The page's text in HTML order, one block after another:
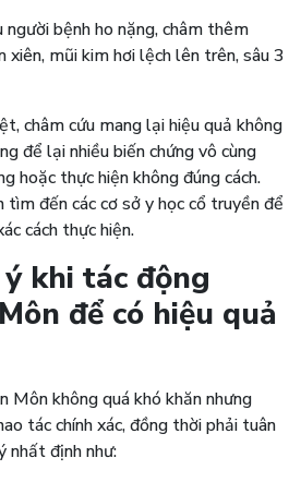
người bệnh ho nặng, châm thêm
xiên, mũi kim hơi lệch lên trên, sâu 3
châm cứu mang lại hiệu quả không
để lại nhiều biến chứng vô cùng
hoặc thực hiện không đúng cách.
tìm đến các cơ sở y học cổ truyền để
cách thực hiện.
khi tác động
để có hiệu quả
Môn không quá khó khăn nhưng
tác chính xác, đồng thời phải tuân
nhất định như: